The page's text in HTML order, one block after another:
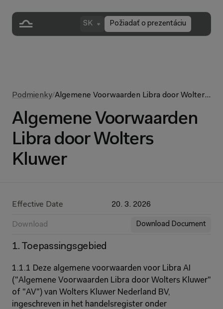
Požiadať o prezentáciu
SK
Podmienky/Algemene Voorwaarden Libra door Wolters
Algemene Voorwaarden
Libra door Wolters
Kluwer
Effective Date 20. 3. 2026
Download Download Document
1. Toepassingsgebied
1.1.1 Deze algemene voorwaarden voor Libra AI
("Algemene Voorwaarden Libra door Wolters Kluwer"
of "AV") van Wolters Kluwer Nederland BV,
ingeschreven in het handelsregister onder